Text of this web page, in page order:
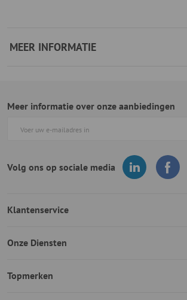
MEER INFORMATIE
Meer informatie over onze aanbiedingen
Volg ons op sociale media
Klantenservice
Onze Diensten
Topmerken